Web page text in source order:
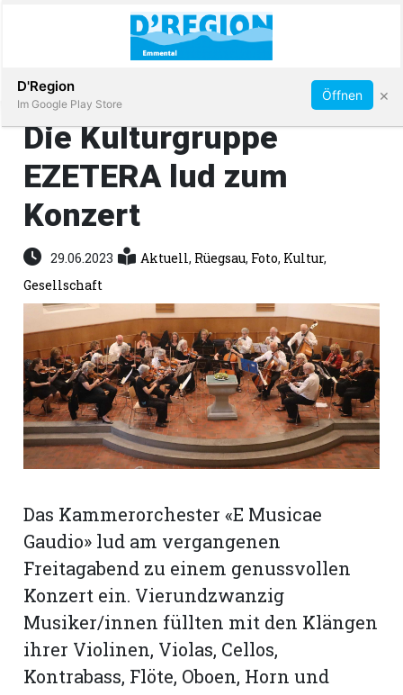
Immobilien
Veranstaltungen
Stellen
E-
Paper
App
Abonnieren
Die Kulturgruppe
EZETERA lud zum
Konzert
29.06.2023 Aktuell, Rüegsau, Foto, Kultur,
Gesellschaft
Das Kammerorchester «E Musicae
Gaudio» lud am vergangenen
Freitagabend zu einem genussvollen
Konzert ein. Vierundzwanzig
Musiker/innen füllten mit den Klängen
ihrer Violinen, Violas, Cellos,
Kontrabass, Flöte, Oboen, Horn und
D'Region
Im Google Play Store
Öffnen ×